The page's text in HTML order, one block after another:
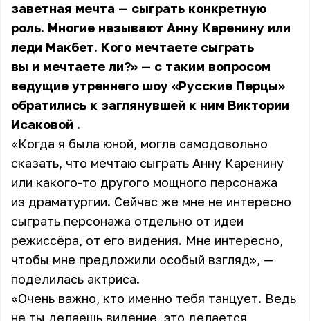
заветная мечта — сыграть конкретную
роль. Многие называют Анну Каренину или
леди Макбет. Кого мечтаете сыграть
вы и мечтаете ли?» — с таким вопросом
ведущие утреннего шоу «Русские Перцы»
обратились к заглянувшей к ним Виктории
Исаковой .
«Когда я была юной, могла самодовольно
сказать, что мечтаю сыграть Анну Каренину
или какого-то другого мощного персонажа
из драматургии. Сейчас же мне не интересно
сыграть персонажа отдельно от идеи
режиссёра, от его видения. Мне интересно,
чтобы мне предложили особый взгляд», —
поделилась актриса.
«Очень важно, кто именно тебя танцует. Ведь
не ты делаешь видение, это делается